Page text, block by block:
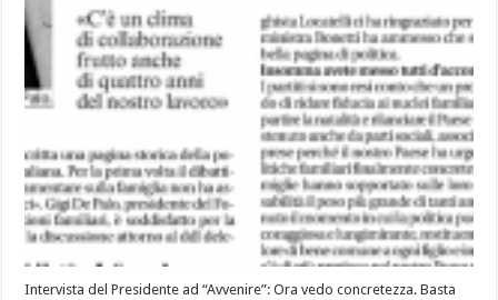
Intervista del Presidente ad “Avvenire”: Ora vedo concretezza. Basta